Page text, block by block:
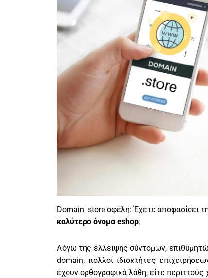
Domain .store οφέλη: Έχετε αποφασίσει
καλύτερο όνομα eshop;
Λόγω της έλλειψης σύντομων,
domain, πολλοί ιδιοκτήτες
έχουν ορθογραφικά λάθη, είτε